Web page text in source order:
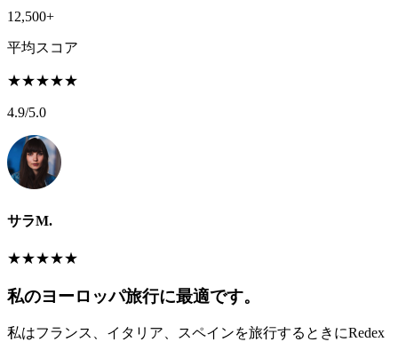
12,500+
平均スコア
★★★★★
4.9/5.0
サラM.
★★★★★
私のヨーロッパ旅行に最適です。
私はフランス、イタリア、スペインを旅行するときにRedex